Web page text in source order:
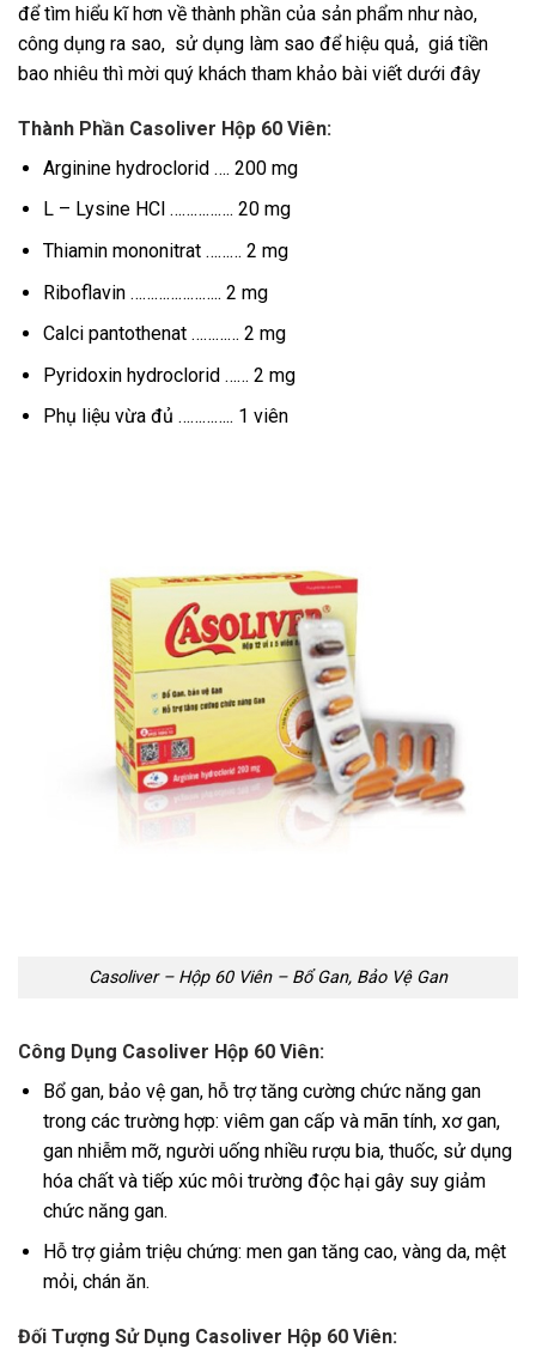
để tìm hiểu kĩ hơn về thành phần của sản phẩm như nào,
công dụng ra sao, sử dụng làm sao để hiệu quả, giá tiền
bao nhiêu thì mời quý khách tham khảo bài viết dưới đây
Thành Phần Casoliver Hộp 60 Viên:
Arginine hydroclorid …. 200 mg
L – Lysine HCl ……………. 20 mg
Thiamin mononitrat ……… 2 mg
Riboflavin ………………….. 2 mg
Calci pantothenat ………… 2 mg
Pyridoxin hydroclorid …… 2 mg
Phụ liệu vừa đủ ………….. 1 viên
Casoliver – Hộp 60 Viên – Bổ Gan, Bảo Vệ Gan
Công Dụng Casoliver Hộp 60 Viên:
Bổ gan, bảo vệ gan, hỗ trợ tăng cường chức năng gan
trong các trường hợp: viêm gan cấp và mãn tính, xơ gan,
gan nhiễm mỡ, người uống nhiều rượu bia, thuốc, sử dụng
hóa chất và tiếp xúc môi trường độc hại gây suy giảm
chức năng gan.
Hỗ trợ giảm triệu chứng: men gan tăng cao, vàng da, mệt
mỏi, chán ăn.
Đối Tượng Sử Dụng Casoliver Hộp 60 Viên: